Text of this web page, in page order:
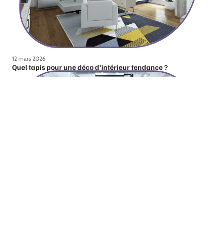
12 mars 2026
Quel tapis pour une déco d’intérieur tendance ?